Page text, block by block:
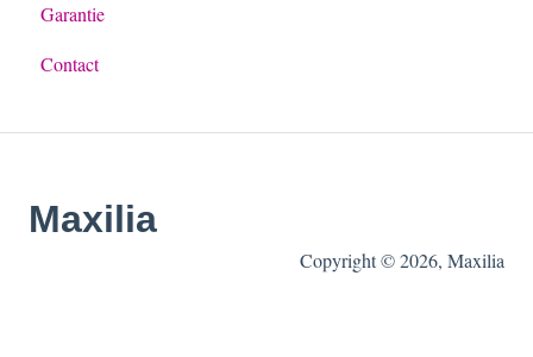
Garantie
Contact
Maxilia
Copyright © 2026, Maxilia